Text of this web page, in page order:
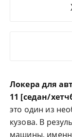
Локера для
11 [седан/
это один из
кузова. В
машины,